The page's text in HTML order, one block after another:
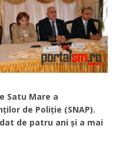
Satu Mare a
de Poliție (SNAP).
de patru ani și a mai